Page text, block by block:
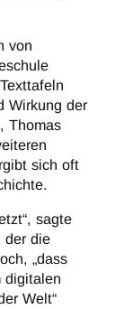
von
Wirkung der
Thomas
sich oft
sagte
der die
„dass
digitalen
Welt“